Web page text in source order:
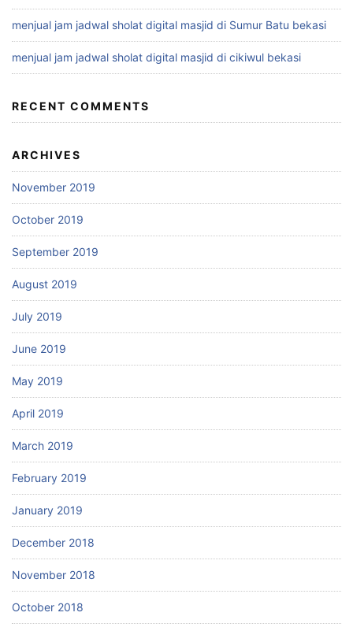
menjual jam jadwal sholat digital masjid di Sumur Batu bekasi
menjual jam jadwal sholat digital masjid di cikiwul bekasi
RECENT COMMENTS
ARCHIVES
November 2019
October 2019
September 2019
August 2019
July 2019
June 2019
May 2019
April 2019
March 2019
February 2019
January 2019
December 2018
November 2018
October 2018